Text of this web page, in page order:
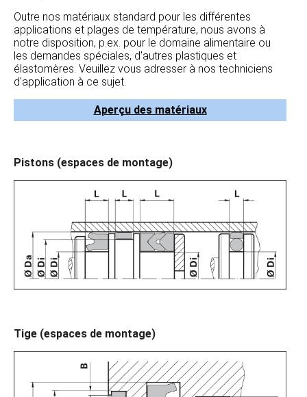
Outre nos matériaux standard pour les différentes
applications et plages de température, nous avons à
notre disposition, p.ex. pour le domaine alimentaire ou
les demandes spéciales, d'autres plastiques et
élastomères. Veuillez vous adresser à nos techniciens
d'application à ce sujet.
Aperçu des matériaux
Pistons (espaces de montage)
Tige (espaces de montage)